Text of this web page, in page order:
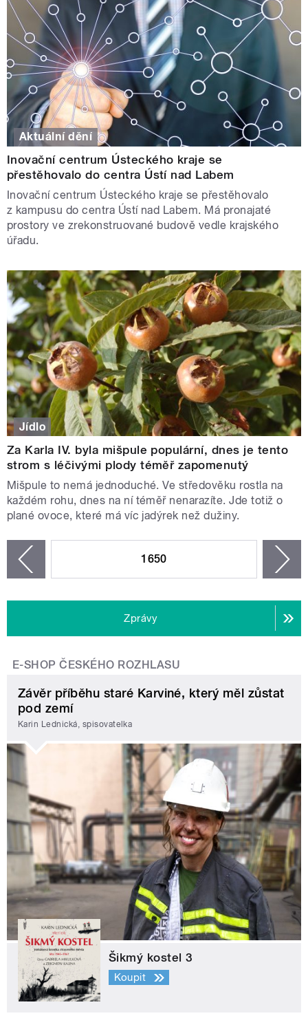
Aktuální dění
Inovační centrum Ústeckého kraje se
přestěhovalo do centra Ústí nad Labem
Inovační centrum Ústeckého kraje se přestěhovalo
z kampusu do centra Ústí nad Labem. Má pronajaté
prostory ve zrekonstruované budově vedle krajského
úřadu.
Jídlo
Za Karla IV. byla mišpule populární, dnes je tento
strom s léčivými plody téměř zapomenutý
Mišpule to nemá jednoduché. Ve středověku rostla na
každém rohu, dnes na ní téměř nenarazíte. Jde totiž o
plané ovoce, které má víc jadýrek než dužiny.
1650
Zprávy
E-SHOP ČESKÉHO ROZHLASU
Závěr příběhu staré Karviné, který měl zůstat
pod zemí
Karin Lednická, spisovatelka
Šikmý kostel 3
Koupit